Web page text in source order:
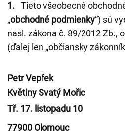
1. Tieto všeobecné
„obchodné podmienky“) sú
nasl. zákona č. 89/2012 Zb.,
(ďalej len „občiansky
Petr Vepřek
Květiny Svatý Mořic
Tř. 17. listopadu 10
77900 Olomouc